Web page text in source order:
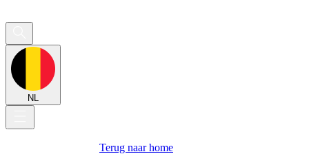
NL
Terug naar home